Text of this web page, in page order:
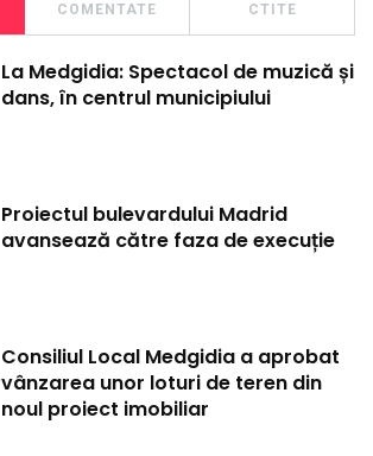
COMENTATE CTITE
La Medgidia: Spectacol de muzică și
dans, în centrul municipiului
Proiectul bulevardului Madrid
avansează către faza de execuție
Consiliul Local Medgidia a aprobat
vânzarea unor loturi de teren din
noul proiect imobiliar